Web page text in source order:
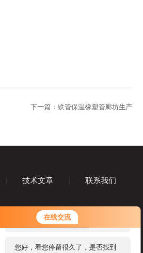
在线交流
您好！欢迎前来咨询，很高兴为您
服务，请问您要咨询什么问题呢？
您好，看您停留很久了，是否找到
下一篇： 铁管保温橡塑管廊坊生产
技术文章 联系我们